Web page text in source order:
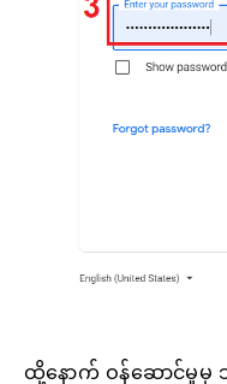
ထို့နောက် ဝန်ဆောင်မှုမှ